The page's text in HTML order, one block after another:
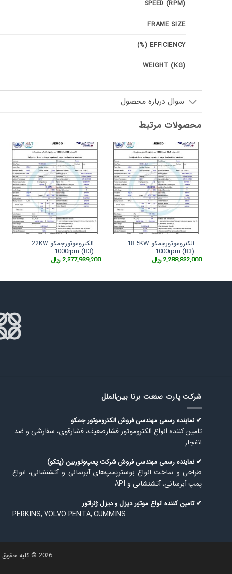
SPEED (RPM)
FRAME SIZE
EFFICIENCY (%)
WEIGHT (KG)
سوال درباره محصول
محصولات مرتبط
الکتروموتورجمکو 18.5KW
1000rpm (B3)
2,288,832,000﷼
الکتروموتورجمکو 22KW
1000rpm (B3)
2,377,939,200 ﷼
شرکت پارت صنعت برنا بین‌الملل
✔ نماینده رسمی مهندسی فروش الكتروموتور جمكو
تامین كننده انواع الكتروموتور فشارضعیف، فشارقوی، سفارشی و ضد
انفجار
✔ نماینده رسمی مهندسی فروش شركت پمپ‌وتوربین (پتكو)
طراحی و ساخت انواع بوسترپمپ‌های آبرسانی و آتشنشانی، انواع
پمپ آبرسانی، آتشنشانی و API
✔ تامین كننده انواع موتور دیزل و دیزل ژنراتور
PERKINS, VOLVO PENTA, CUMMINS
2026 © کلیه حقوق برای